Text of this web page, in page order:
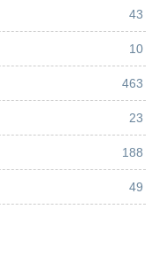
43
10
463
23
188
49